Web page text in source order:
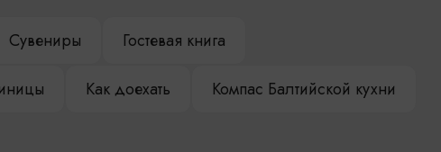
Сувениры Гостевая книга
Как доехать Компас Балтийской кухни